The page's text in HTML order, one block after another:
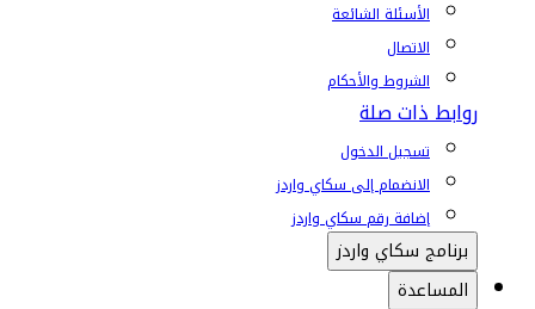
الأسئلة الشائعة
الاتصال
الشروط والأحكام
روابط ذات صلة
تسجيل الدخول
الانضمام إلى سكاي واردز
إضافة رقم سكاي واردز
برنامج سكاي واردز
المساعدة